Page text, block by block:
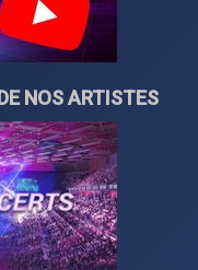
NOS ARTISTES